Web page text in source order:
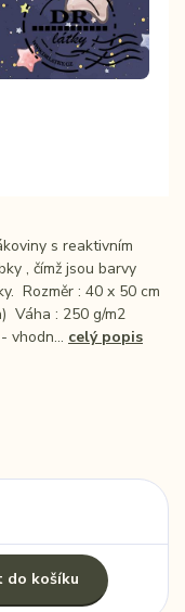
s reaktivním
, čímž jsou barvy
Rozměr : 40 x 50 cm
Váha : 250 g/m2
vhodn... celý popis
do košíku